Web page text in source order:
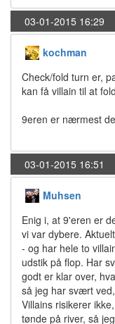
03-01-2015 16:29
kochman
Check/fold turn er,
kan få villain til at
9eren er nærmest
03-01-2015 16:51
Muhsen
Enig i, at 9'eren er
vi var dybere.
- og har hele to
udstik på flop. Har
godt er klar over,
så jeg har svært
Villains risikerer
tønde på river, så